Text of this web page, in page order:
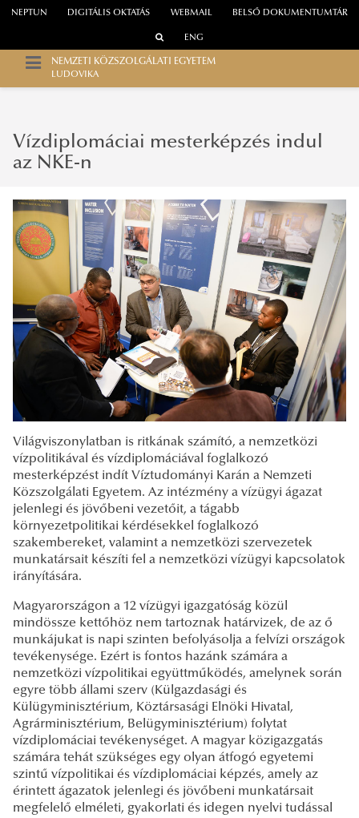
WEBMAIL
NEPTUN DIGITÁLIS OKTATÁS BELSŐ DOKUMENTUMTÁR
ENG
NEMZETI KÖZSZOLGÁLATI EGYETEM
LUDOVIKA
Vízdiplomáciai mesterképzés indul
az NKE-n
Világviszonylatban is ritkának számító, a nemzetközi
vízpolitikával és vízdiplomáciával foglalkozó
mesterképzést indít Víztudományi Karán a Nemzeti
Közszolgálati Egyetem. Az intézmény a vízügyi ágazat
jelenlegi és jövőbeni vezetőit, a tágabb
környezetpolitikai kérdésekkel foglalkozó
szakembereket, valamint a nemzetközi szervezetek
munkatársait készíti fel a nemzetközi vízügyi kapcsolatok
irányítására.
Magyarországon a 12 vízügyi igazgatóság közül
mindössze kettőhöz nem tartoznak határvizek, de az ő
munkájukat is napi szinten befolyásolja a felvízi országok
tevékenysége. Ezért is fontos hazánk számára a
nemzetközi vízpolitikai együttműködés, amelynek során
egyre több állami szerv (Külgazdasági és
Külügyminisztérium, Köztársasági Elnöki Hivatal,
Agrárminisztérium, Belügyminisztérium) folytat
vízdiplomáciai tevékenységet. A magyar közigazgatás
számára tehát szükséges egy olyan átfogó egyetemi
szintű vízpolitikai és vízdiplomáciai képzés, amely az
érintett ágazatok jelenlegi és jövőbeni munkatársait
megfelelő elméleti, gyakorlati és idegen nyelvi tudással